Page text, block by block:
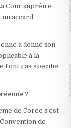
Cour suprême
un accord
a donné son
à la
l’ont pas spécifié
?
de Corée s’est
de